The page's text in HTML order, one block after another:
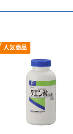
人気商品
アスクル 検査用
ディスポパンツ
￥96~ （税込）